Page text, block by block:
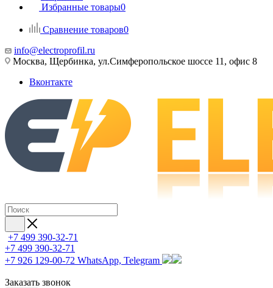
Избранные товары0
Сравнение товаров0
info@electroprofil.ru
Москва, Щербинка, ул.Симферопольское шоссе 11, офис 8
Вконтакте
+7 499 390-32-71
+7 499 390-32-71
+7 926 129-00-72 WhatsApp, Telegram
Заказать звонок